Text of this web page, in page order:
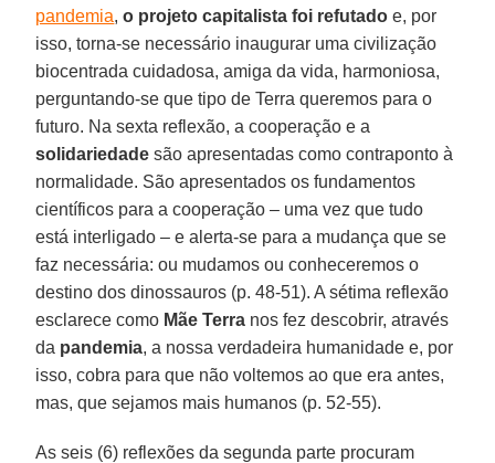
pandemia, o projeto capitalista foi refutado e, por
isso, torna-se necessário inaugurar uma civilização
biocentrada cuidadosa, amiga da vida, harmoniosa,
perguntando-se que tipo de Terra queremos para o
futuro. Na sexta reflexão, a cooperação e a
solidariedade são apresentadas como contraponto à
normalidade. São apresentados os fundamentos
científicos para a cooperação – uma vez que tudo
está interligado – e alerta-se para a mudança que se
faz necessária: ou mudamos ou conheceremos o
destino dos dinossauros (p. 48-51). A sétima reflexão
esclarece como Mãe Terra nos fez descobrir, através
da pandemia, a nossa verdadeira humanidade e, por
isso, cobra para que não voltemos ao que era antes,
mas, que sejamos mais humanos (p. 52-55).
As seis (6) reflexões da segunda parte procuram